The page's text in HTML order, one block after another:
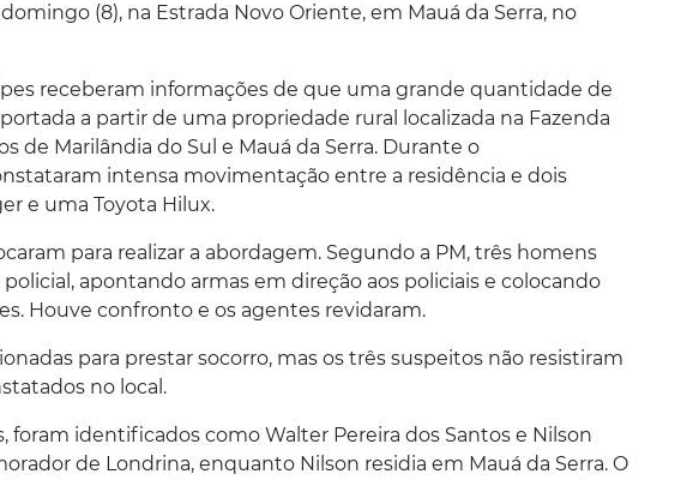
(8), na Estrada Novo Oriente, em Mauá da Serra, no
receberam informações de que uma grande quantidade de
a partir de uma propriedade rural localizada na Fazenda
de Marilândia do Sul e Mauá da Serra. Durante o
intensa movimentação entre a residência e dois
e uma Toyota Hilux.
para realizar a abordagem. Segundo a PM, três homens
apontando armas em direção aos policiais e colocando
Houve confronto e os agentes revidaram.
para prestar socorro, mas os três suspeitos não resistiram
no local.
foram identificados como Walter Pereira dos Santos e Nilson
de Londrina, enquanto Nilson residia em Mauá da Serra. O